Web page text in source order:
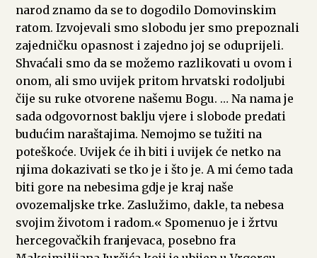
narod znamo da se to dogodilo Domovinskim
ratom. Izvojevali smo slobodu jer smo prepoznali
zajedničku opasnost i zajedno joj se oduprijeli.
Shvaćali smo da se možemo razlikovati u ovom i
onom, ali smo uvijek pritom hrvatski rodoljubi
čije su ruke otvorene našemu Bogu. … Na nama je
sada odgovornost baklju vjere i slobode predati
budućim naraštajima. Nemojmo se tužiti na
poteškoće. Uvijek će ih biti i uvijek će netko na
njima dokazivati se tko je i što je. A mi ćemo tada
biti gore na nebesima gdje je kraj naše
ovozemaljske trke. Zaslužimo, dakle, ta nebesa
svojim životom i radom.« Spomenuo je i žrtvu
hercegovačkih franjevaca, posebno fra